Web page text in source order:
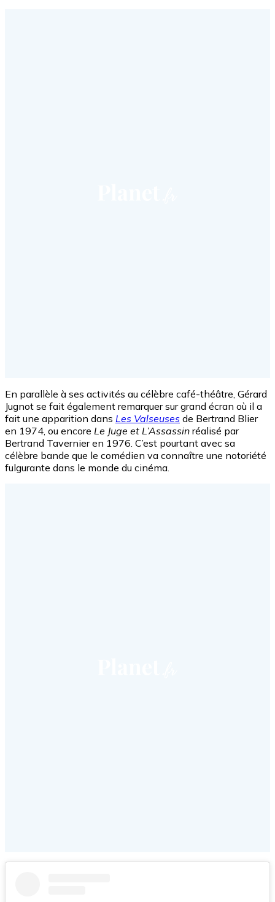
En parallèle à ses activités au célèbre café-théâtre, Gérard
Jugnot se fait également remarquer sur grand écran où il a
fait une apparition dans Les Valseuses de Bertrand Blier
en 1974, ou encore Le Juge et L’Assassin réalisé par
Bertrand Tavernier en 1976. C’est pourtant avec sa
célèbre bande que le comédien va connaître une notoriété
fulgurante dans le monde du cinéma.